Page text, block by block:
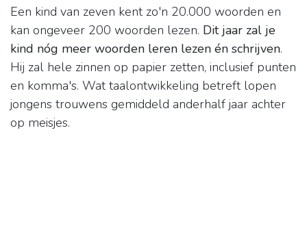
Een kind van zeven kent zo'n 20.000 woorden en
kan ongeveer 200 woorden lezen. Dit jaar zal je
kind nóg meer woorden leren lezen én schrijven.
Hij zal hele zinnen op papier zetten, inclusief punten
en komma's. Wat taalontwikkeling betreft lopen
jongens trouwens gemiddeld anderhalf jaar achter
op meisjes.